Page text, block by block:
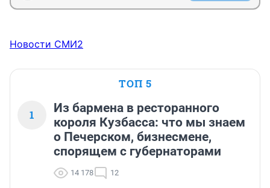
Новости СМИ2
ТОП 5
1
Из бармена в ресторанного
короля Кузбасса: что мы знаем
о Печерском, бизнесмене,
спорящем с губернаторами
14 178 12